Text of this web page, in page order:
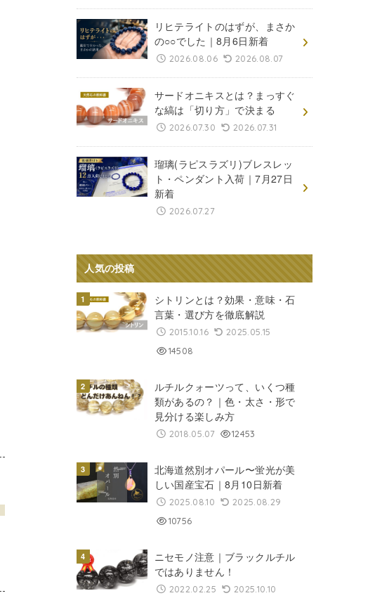
リヒテライトのはずが、まさか
の○○でした｜8月6日新着
2026.08.06 2026.08.07
サードオニキスとは？まっすぐ
な縞は「切り方」で決まる
2026.07.30 2026.07.31
瑠璃(ラピスラズリ)ブレスレッ
ト・ペンダント入荷｜7月27日
新着
2026.07.27
人気の投稿
シトリンとは？効果・意味・石
言葉・選び方を徹底解説
2015.10.16
2025.05.15
14508
ルチルクォーツって、いくつ種
類があるの？｜色・太さ・形で
見分ける楽しみ方
2018.05.07 12453
北海道然別オパール〜蛍光が美
しい国産宝石｜8月10日新着
2025.08.10
2025.08.29
10756
ニセモノ注意｜ブラックルチル
ではありません！
2022.02.25
2025.10.10